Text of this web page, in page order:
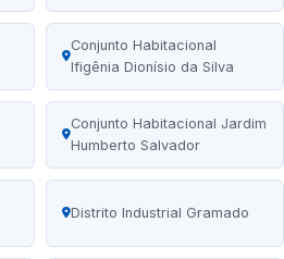
Conjunto Habitacional
Ifigênia Dionísio da Silva
Conjunto Habitacional Jardim
Humberto Salvador
Distrito Industrial Gramado